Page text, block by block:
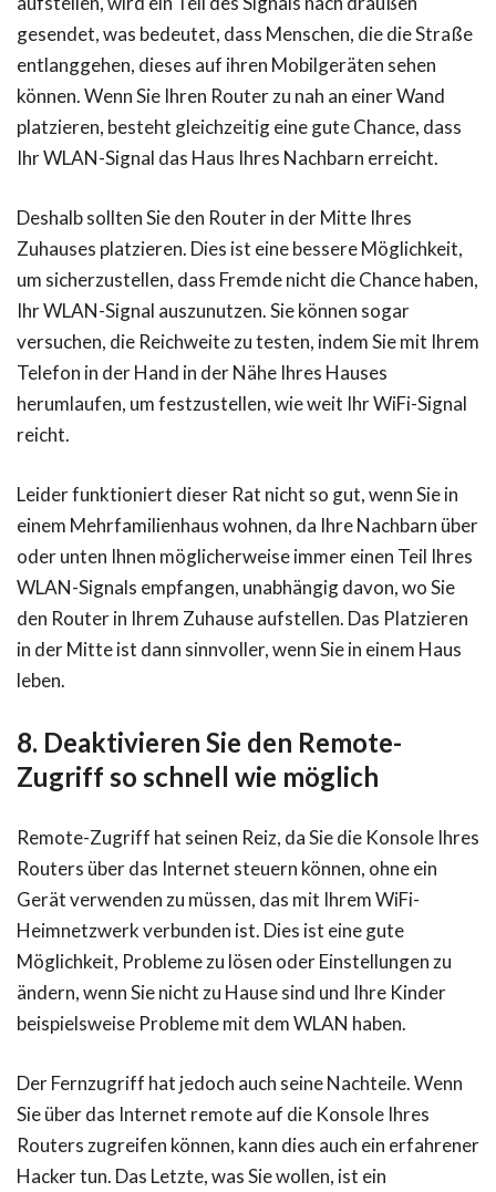
gesendet, was bedeutet, dass Menschen, die die Straße
entlanggehen, dieses auf ihren Mobilgeräten sehen
können. Wenn Sie Ihren Router zu nah an einer Wand
platzieren, besteht gleichzeitig eine gute Chance, dass
Ihr WLAN-Signal das Haus Ihres Nachbarn erreicht.
Deshalb sollten Sie den Router in der Mitte Ihres
Zuhauses platzieren. Dies ist eine bessere Möglichkeit,
um sicherzustellen, dass Fremde nicht die Chance haben,
Ihr WLAN-Signal auszunutzen. Sie können sogar
versuchen, die Reichweite zu testen, indem Sie mit Ihrem
Telefon in der Hand in der Nähe Ihres Hauses
herumlaufen, um festzustellen, wie weit Ihr WiFi-Signal
reicht.
Leider funktioniert dieser Rat nicht so gut, wenn Sie in
einem Mehrfamilienhaus wohnen, da Ihre Nachbarn über
oder unten Ihnen möglicherweise immer einen Teil Ihres
WLAN-Signals empfangen, unabhängig davon, wo Sie
den Router in Ihrem Zuhause aufstellen. Das Platzieren
in der Mitte ist dann sinnvoller, wenn Sie in einem Haus
leben.
8. Deaktivieren Sie den Remote-
Zugriff so schnell wie möglich
Remote-Zugriff hat seinen Reiz, da Sie die Konsole Ihres
Routers über das Internet steuern können, ohne ein
Gerät verwenden zu müssen, das mit Ihrem WiFi-
Heimnetzwerk verbunden ist. Dies ist eine gute
Möglichkeit, Probleme zu lösen oder Einstellungen zu
ändern, wenn Sie nicht zu Hause sind und Ihre Kinder
beispielsweise Probleme mit dem WLAN haben.
Der Fernzugriff hat jedoch auch seine Nachteile. Wenn
Sie über das Internet remote auf die Konsole Ihres
Routers zugreifen können, kann dies auch ein erfahrener
Hacker tun. Das Letzte, was Sie wollen, ist ein